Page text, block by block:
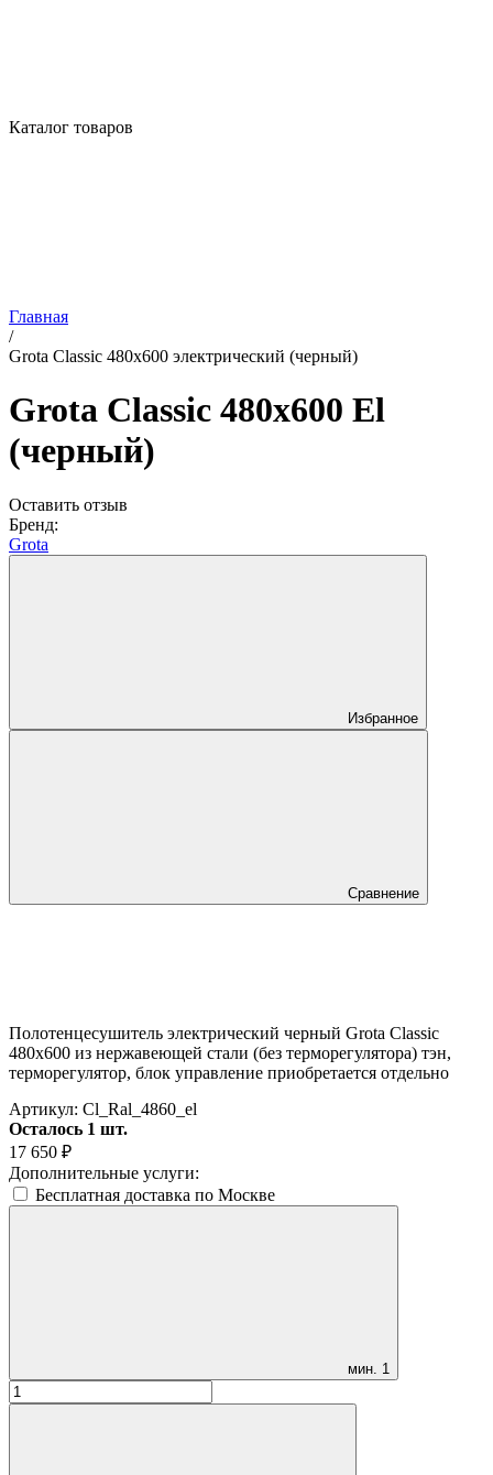
Каталог товаров
Главная
/
Grota Classic 480x600 электрический (черный)
Grota Classic 480x600 El
(черный)
Оставить отзыв
Бренд:
Grota
Избранное
Сравнение
Полотенцесушитель электрический черный Grota Classic
480x600 из нержавеющей стали (без терморегулятора) тэн,
терморегулятор, блок управление приобретается отдельно
Артикул: Cl_Ral_4860_el
Осталось 1 шт.
17 650 ₽
Дополнительные услуги:
Бесплатная доставка по Москве
мин. 1